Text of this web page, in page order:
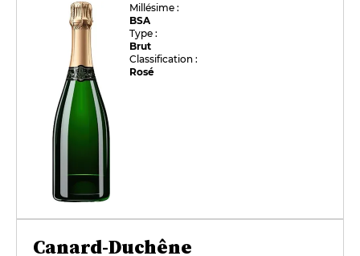
Millésime :
BSA
Type :
Brut
Classification :
Rosé
Canard-Duchêne